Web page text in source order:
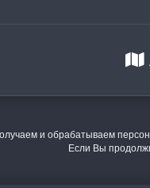
На сайте
и обрабатываем
Если Вы